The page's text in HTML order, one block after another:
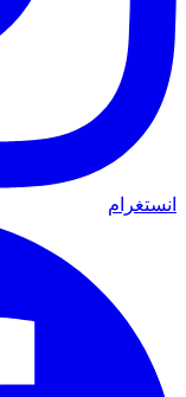
انستغرام